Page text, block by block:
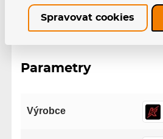
Parametry
Výrobce
Spravovat cookies